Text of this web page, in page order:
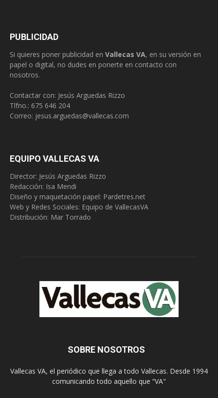
PUBLICIDAD
Si quieres poner publicidad en Vallecas VA, en su versión en
papel o digital, no dudes en ponerte en contacto con
nosotros.
Contactar con: Jesús Arguedas Rizzo
Tlfno.: 675 646 204
Correo: jesus.arguedas@vallecas.com
EQUIPO VALLECAS VA
Director: Jesús Arguedas Rizzo
Redacción: Isa Mendi
Diseño y maquetación papel: Pardetres.net
Web y Redes Sociales: Equipo de VallecasVA
Distribución: Mar Torrado
SOBRE NOSOTROS
Vallecas VA, el periódico que llega a todo Vallecas. Desde 1994
comunicando todo aquello que “VA"